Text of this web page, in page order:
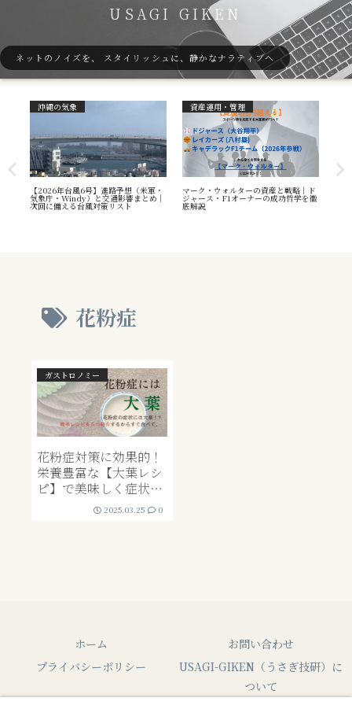
USAGI GIKEN
ネットのノイズを、 スタイリッシュに、静かなナラティブへ
沖縄の気象
【2026年台風6号】進路予想（米軍・
気象庁・Windy）と交通影響まとめ｜
次回に備える台風対策リスト
資産運用・管理
マーク・ウォルターの資産と戦略｜ド
ジャース・F1オーナーの成功哲学を徹
底解説
花粉症
ガストロノミー
花粉症対策に効果的！
栄養豊富な【大葉レシ
ピ】で美味しく症状ケ
ア！どうしてもダメな
時は・・・
2025.03.25 0
ホーム
お問い合わせ
プライバシーポリシー
USAGI-GIKEN（うさぎ技研）に
ついて